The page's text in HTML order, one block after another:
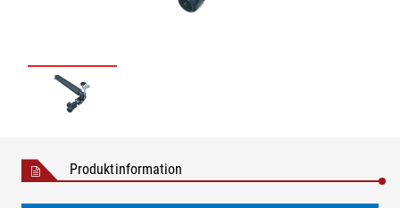
Produktinformation